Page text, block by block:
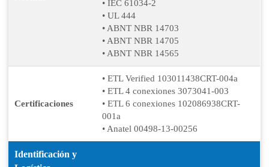
• IEC 61034-2
• UL 444
• ABNT NBR 14703
• ABNT NBR 14705
• ABNT NBR 14565
Certificaciones
• ETL Verified 103011438CRT-004a
• ETL 4 conexiones 3073041-003
• ETL 6 conexiones 102086938CRT-
001a
• Anatel 00498-13-00256
Identificación y